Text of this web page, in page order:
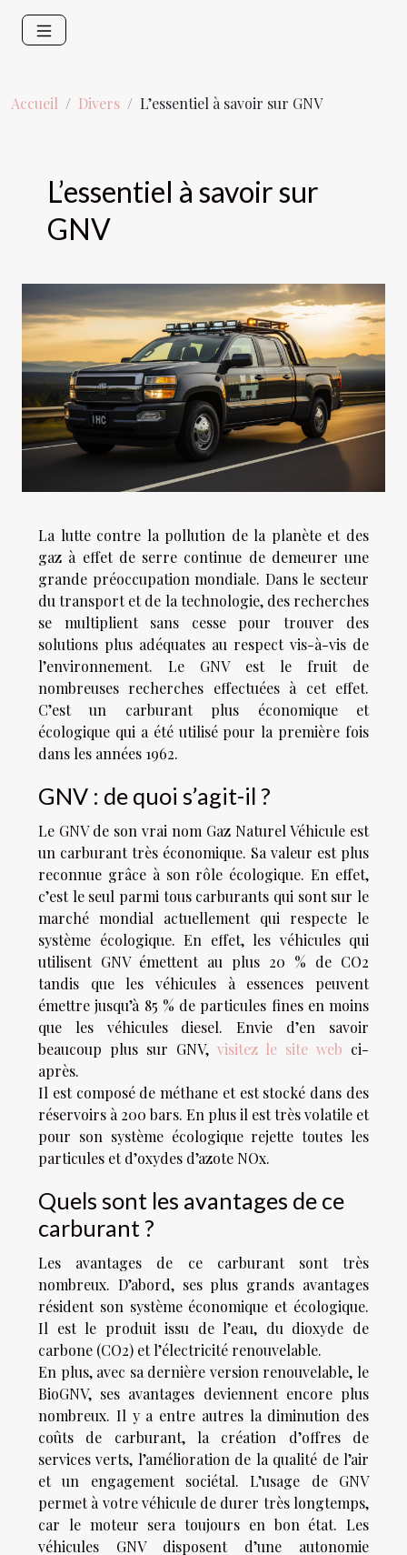
Accueil Divers L’essentiel à savoir sur GNV
L’essentiel à savoir sur
GNV
La lutte contre la pollution de la planète et des
gaz à effet de serre continue de demeurer une
grande préoccupation mondiale. Dans le secteur
du transport et de la technologie, des recherches
se multiplient sans cesse pour trouver des
solutions plus adéquates au respect vis-à-vis de
l’environnement. Le GNV est le fruit de
nombreuses recherches effectuées à cet effet.
C’est un carburant plus économique et
écologique qui a été utilisé pour la première fois
dans les années 1962.
GNV : de quoi s’agit-il ?
Le GNV de son vrai nom Gaz Naturel Véhicule est
un carburant très économique. Sa valeur est plus
reconnue grâce à son rôle écologique. En effet,
c’est le seul parmi tous carburants qui sont sur le
marché mondial actuellement qui respecte le
système écologique. En effet, les véhicules qui
utilisent GNV émettent au plus 20 % de CO2
tandis que les véhicules à essences peuvent
émettre jusqu’à 85 % de particules fines en moins
que les véhicules diesel. Envie d’en savoir
beaucoup plus sur GNV, visitez le site web ci-
après.
Il est composé de méthane et est stocké dans des
réservoirs à 200 bars. En plus il est très volatile et
pour son système écologique rejette toutes les
particules et d’oxydes d’azote NOx.
Quels sont les avantages de ce
carburant ?
Les avantages de ce carburant sont très
nombreux. D’abord, ses plus grands avantages
résident son système économique et écologique.
Il est le produit issu de l’eau, du dioxyde de
carbone (CO2) et l’électricité renouvelable.
En plus, avec sa dernière version renouvelable, le
BioGNV, ses avantages deviennent encore plus
nombreux. Il y a entre autres la diminution des
coûts de carburant, la création d’offres de
services verts, l’amélioration de la qualité de l’air
et un engagement sociétal. L’usage de GNV
permet à votre véhicule de durer très longtemps,
car le moteur sera toujours en bon état. Les
véhicules GNV disposent d’une autonomie